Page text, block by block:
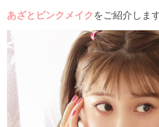
あざとピンクメイクをご紹介しま